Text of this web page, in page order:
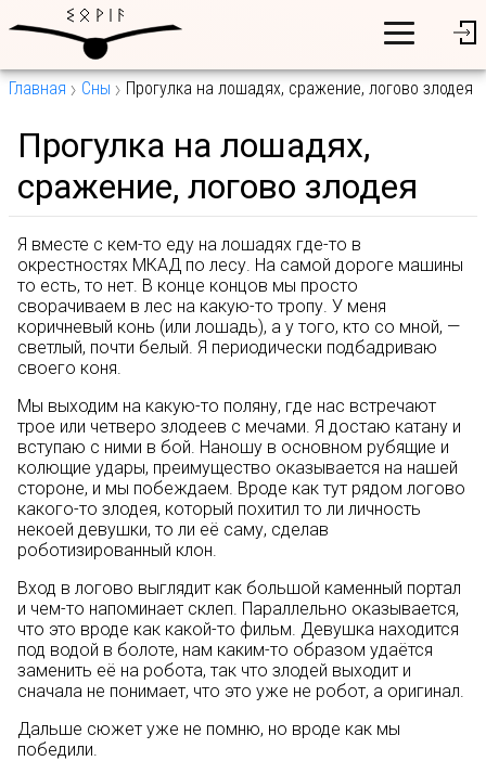
Главная Сны Прогулка на лошадях, сражение, логово злодея
Прогулка на лошадях,
сражение, логово злодея
Я вместе с кем-то еду на лошадях где-то в
окрестностях МКАД по лесу. На самой дороге машины
то есть, то нет. В конце концов мы просто
сворачиваем в лес на какую-то тропу. У меня
коричневый конь (или лошадь), а у того, кто со мной, —
светлый, почти белый. Я периодически подбадриваю
своего коня.
Мы выходим на какую-то поляну, где нас встречают
трое или четверо злодеев с мечами. Я достаю катану и
вступаю с ними в бой. Наношу в основном рубящие и
колющие удары, преимущество оказывается на нашей
стороне, и мы побеждаем. Вроде как тут рядом логово
какого-то злодея, который похитил то ли личность
некоей девушки, то ли её саму, сделав
роботизированный клон.
Вход в логово выглядит как большой каменный портал
и чем-то напоминает склеп. Параллельно оказывается,
что это вроде как какой-то фильм. Девушка находится
под водой в болоте, нам каким-то образом удаётся
заменить её на робота, так что злодей выходит и
сначала не понимает, что это уже не робот, а оригинал.
Дальше сюжет уже не помню, но вроде как мы
победили.